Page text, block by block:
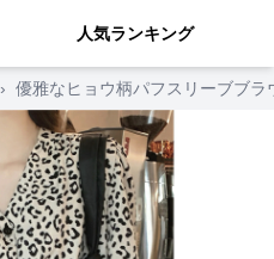
人気ランキング
› 優雅なヒョウ柄パフスリーブブラ